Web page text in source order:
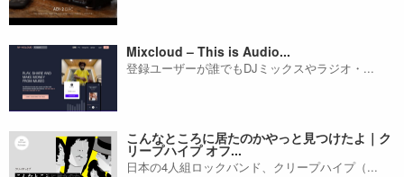
Mixcloud – This is Audio...
登録ユーザーが誰でもDJミックスやラジオ・...
こんなところに居たのかやっと見つけたよ｜ク
リープハイプ オフ...
日本の4人組ロックバンド、クリープハイプ（...